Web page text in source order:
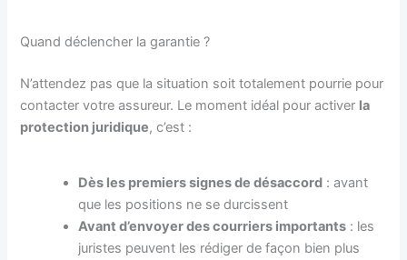
Quand déclencher la garantie ?
N’attendez pas que la situation soit totalement pourrie pour
contacter votre assureur. Le moment idéal pour activer la
protection juridique, c’est :
Dès les premiers signes de désaccord : avant
que les positions ne se durcissent
Avant d’envoyer des courriers importants : les
juristes peuvent les rédiger de façon bien plus